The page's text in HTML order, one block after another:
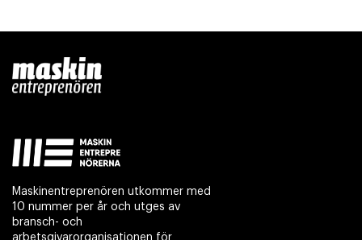
Maskinentreprenören utkommer med
10 nummer per år och utges av
bransch- och